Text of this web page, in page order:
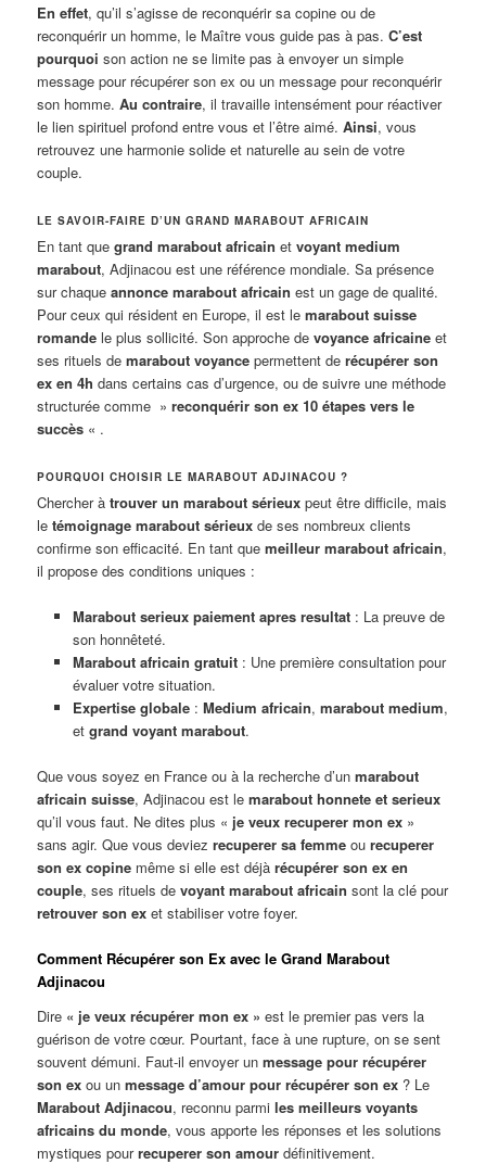
En effet, qu’il s’agisse de reconquérir sa copine ou de
reconquérir un homme, le Maître vous guide pas à pas.C’est
pourquoi son action ne se limite pas à envoyer un simple
message pour récupérer son ex ou un message pour reconquérir
son homme.Au contraire, il travaille intensément pour réactiver
le lien spirituel profond entre vous et l’être aimé.Ainsi, vous
retrouvez une harmonie solide et naturelle au sein de votre
couple.
LE SAVOIR-FAIRE D’UN GRAND MARABOUT AFRICAIN
En tant quegrand marabout africain etvoyant medium
marabout, Adjinacou est une référence mondiale. Sa présence
sur chaqueannonce marabout africain est un gage de qualité.
Pour ceux qui résident en Europe, il est lemarabout suisse
romande le plus sollicité. Son approche devoyance africaine et
ses rituels demarabout voyance permettent derécupérer son
ex en 4h dans certains cas d’urgence, ou de suivre une méthode
structurée comme »reconquérir son ex 10 étapes vers le
succès « .
POURQUOI CHOISIR LE MARABOUT ADJINACOU ?
Chercher àtrouver un marabout sérieux peut être difficile, mais
letémoignage marabout sérieux de ses nombreux clients
confirme son efficacité. En tant quemeilleur marabout africain,
il propose des conditions uniques :
Marabout serieux paiement apres resultat: La preuve de
son honnêteté.
Marabout africain gratuit: Une première consultation pour
évaluer votre situation.
Expertise globale: Medium africain, marabout medium,
et grand voyant marabout.
Que vous soyez en France ou à la recherche d’unmarabout
africain suisse, Adjinacou est lemarabout honnete et serieux
qu’il vous faut. Ne dites plus « je veux recuperer mon ex »
sans agir. Que vous deviezrecuperer sa femme ourecuperer
son ex copine même si elle est déjàrécupérer son ex en
couple, ses rituels devoyant marabout africain sont la clé pour
retrouver son ex et stabiliser votre foyer.
Comment Récupérer son Ex avec le Grand Marabout
Adjinacou
Dire « je veux récupérer mon ex » est le premier pas vers la
guérison de votre cœur. Pourtant, face à une rupture, on se sent
souvent démuni. Faut-il envoyer unmessage pour récupérer
son ex ou unmessage d’amour pour récupérer son ex ? Le
Marabout Adjinacou, reconnu parmiles meilleurs voyants
africains du monde, vous apporte les réponses et les solutions
mystiques pourrecuperer son amour définitivement.